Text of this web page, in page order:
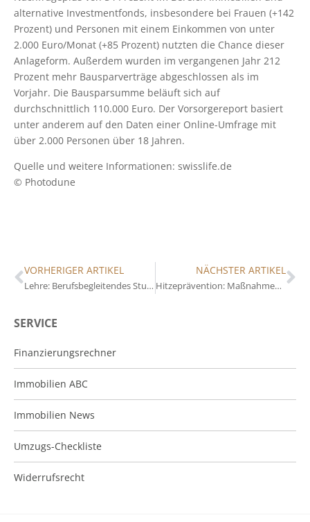
SERVICE
Finanzierungsrechner
Immobilien ABC
Immobilien News
Umzugs-Checkliste
Widerrufsrecht
alternative Investmentfonds, insbesondere bei Frauen (+142
Prozent) und Personen mit einem Einkommen von unter
2.000 Euro/Monat (+85 Prozent) nutzten die Chance dieser
Anlageform. Außerdem wurden im vergangenen Jahr 212
Prozent mehr Bausparverträge abgeschlossen als im
Vorjahr. Die Bausparsumme beläuft sich auf
durchschnittlich 110.000 Euro. Der Vorsorgereport basiert
unter anderem auf den Daten einer Online-Umfrage mit
über 2.000 Personen über 18 Jahren.
Quelle und weitere Informationen: swisslife.de
© Photodune
VORHERIGER ARTIKEL
Lehre: Berufsbegleitendes Studium in Immobilienwirtschaft
NÄCHSTER ARTIKEL
Hitzeprävention: Maßnahmen für kühlere Gebäude